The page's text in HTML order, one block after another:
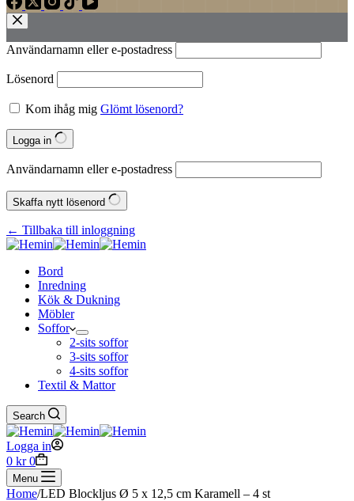
Användarnamn eller e‑postadress
Lösenord
Kom ihåg mig Glömt lösenord?
Logga in
Användarnamn eller e‑postadress
Skaffa nytt lösenord
← Tillbaka till inloggning
Bord
Inredning
Kök & Dukning
Möbler
Soffor
2-sits soffor
3-sits soffor
4-sits soffor
Textil & Mattor
Search
Logga in
Shopping
cart
0 kr 0
Menu
Home/LED Blockljus Ø 5 x 12,5 cm Karamell – 4 st